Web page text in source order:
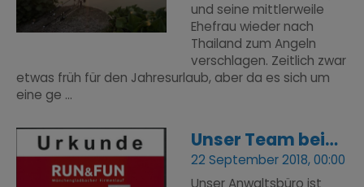
und seine mittlerweile
Ehefrau wieder nach
Thailand zum Angeln
verschlagen. Zeitlich zwar
etwas früh für den Jahresurlaub, aber da es sich um
eine ge ...
Unser Team beim Firmenlauf Mönchengladbach 2018
22 September 2018, 00:00
Unser Anwaltsbüro ist